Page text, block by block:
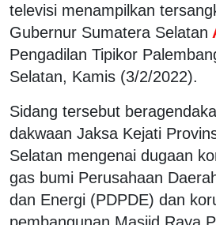
televisi menampilkan
Gubernur Sumatera Selatan
Pengadilan Tipikor
Selatan, Kamis (3/2/2022).
Sidang tersebut
dakwaan Jaksa Kejati
Selatan mengenai dugaan
gas bumi Perusahaan
dan Energi (PDPDE) dan